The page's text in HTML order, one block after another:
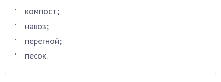
компост;
навоз;
перегной;
песок.